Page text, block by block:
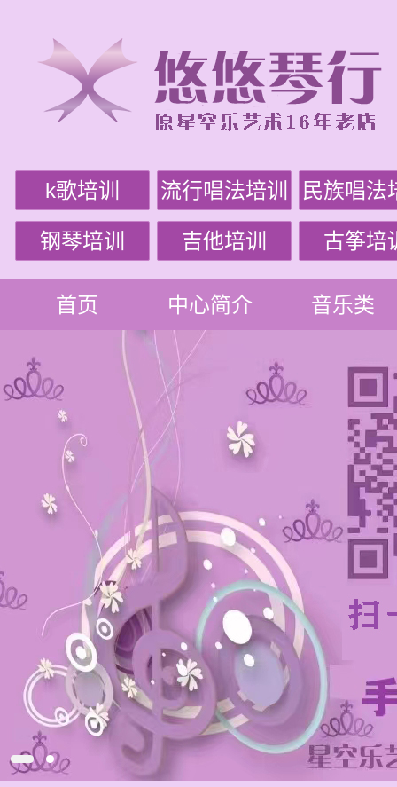
k歌培训 流行唱法培训 民族唱法
钢琴培训 吉他培训 古筝培
首页 中心简介 音乐类